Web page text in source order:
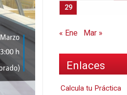
29
« Ene Mar »
Enlaces
Calcula tu Práctica